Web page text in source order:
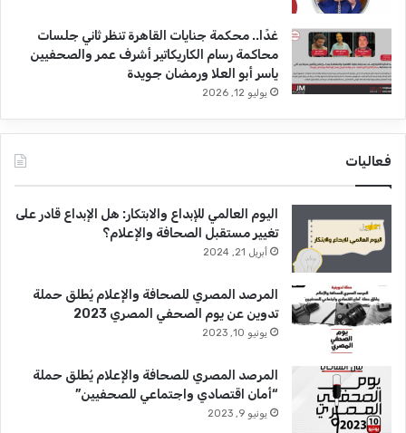
غدًا.. محكمة جنايات القاهرة تنظر ثاني جلسات
محاكمة رسام الكاريكاتير أشرف عمر والصحفيين
ياسر أبو العلا ورمضان جويدة
يوليو 12, 2026
فعاليات
اليوم العالمي للإبداع والابتكار: هل الإبداع قادر على
تغيير مستقبل الصحافة والإعلام؟
أبريل 21, 2024
المرصد المصري للصحافة والإعلام يُطلق حملة
تدوين عن يوم الصحفي المصري 2023
يونيو 10, 2023
المرصد المصري للصحافة والإعلام يُطلق حملة
“أمان اقتصادي واجتماعي للصحفيين”
يونيو 9, 2023